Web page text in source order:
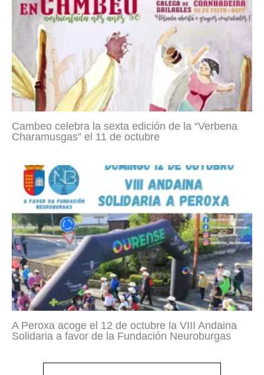
Cambeo celebra la sexta edición de la “Verbena
Charamusgas” el 11 de octubre
A Peroxa acoge el 12 de octubre la VIII Andaina
Solidaria a favor de la Fundación Neuroburgas